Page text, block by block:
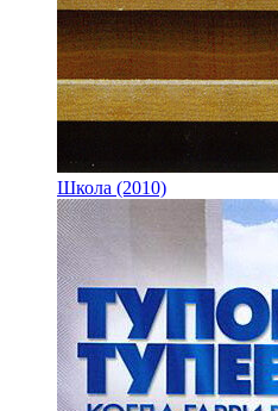
Школа (2010)